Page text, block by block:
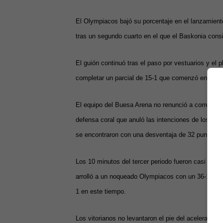
El Olympiacos bajó su porcentaje en el
tras un segundo cuarto en el que el Baskonia
El guión continuó tras el paso por vestuarios y el
completar un parcial de 15-1 que comenzó en la
El equipo del Buesa Arena no renunció a correr a
defensa coral que anuló las intenciones de los
se encontraron con una desventaja de 32 puntos,
Los 10 minutos del tercer periodo fueron casi
arrolló a un noqueado Olympiacos con un 36-14,
1 en este tiempo.
Los vitorianos no levantaron el pie del acelerador